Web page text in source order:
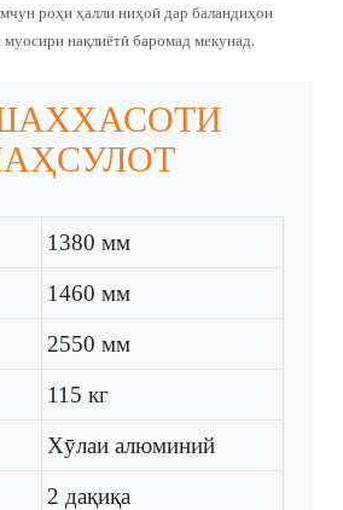
роҳи ҳалли ниҳоӣ дар баландиҳои
нақлиётӣ баромад мекунад.
1380 мм
1460 мм
2550 мм
115 кг
Хӯлаи алюминий
2 дақиқа